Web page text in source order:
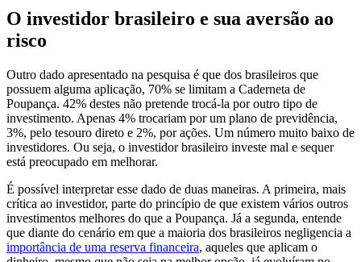
O investidor brasileiro e sua aversão ao
risco
Outro dado apresentado na pesquisa é que dos brasileiros que
possuem alguma aplicação, 70% se limitam a Caderneta de
Poupança. 42% destes não pretende trocá-la por outro tipo de
investimento. Apenas 4% trocariam por um plano de previdência,
3%, pelo tesouro direto e 2%, por ações. Um número muito baixo de
investidores. Ou seja, o investidor brasileiro investe mal e sequer
está preocupado em melhorar.
É possível interpretar esse dado de duas maneiras. A primeira, mais
crítica ao investidor, parte do princípio de que existem vários outros
investimentos melhores do que a Poupança. Já a segunda, entende
que diante do cenário em que a maioria dos brasileiros negligencia a
importância de uma reserva financeira, aqueles que aplicam o